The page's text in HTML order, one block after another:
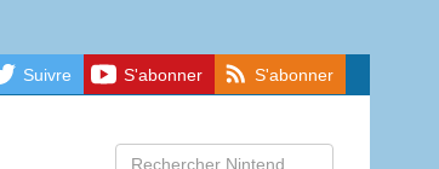
Suivre S'abonner S'abonner